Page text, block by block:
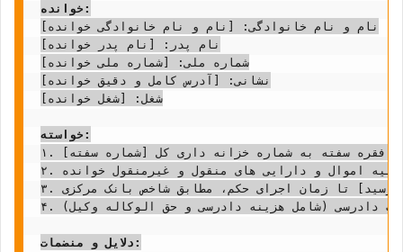
خوانده:
نام و نام خانوادگی: [نام و نام خانوادگی خوانده]
نام پدر: [نام پدر خوانده]
شماره ملی: [شماره ملی خوانده]
نشانی: [آدرس کامل و دقیق خوانده]
شغل: [شغل خوانده]
خواسته:
۱. مطالبه مبلغ [مبلغ سفته به عدد] ریال بابت وجه یک فقره سفته به شماره خزانه داری کل [شماره سفته].
۲. در صورت احراز ضرورت و با تودیع خسارت احتمالی توسط خواهان، صدور قرار تامین خواسته از کلیه اموال و دارایی های منقول و غیرمنقول خوانده.
۳. مطالبه خسارت تاخیر تادیه از تاریخ سررسید سفته [تاریخ سررسید] تا زمان اجرای حکم، مطابق شاخص بانک مرکزی.
۴. مطالبه کلیه خسارات دادرسی (شامل هزینه دادرسی و حق الوکاله وکیل).
دلایل و منضمات: